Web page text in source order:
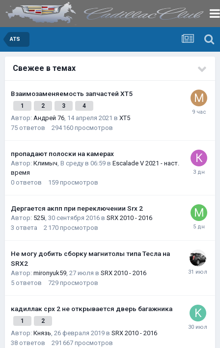
ATS
Свежее в темах
Взаимозаменяемость запчастей XT5
1 2 3 4
Автор: Андрей 76, 14 апреля 2021 в XT5
75 ответов 294 160 просмотров
пропадают полоски на камерах
Автор: Климыч, В среду в 06:59 в Escalade V 2021 - наст.
время
0 ответов 159 просмотров
Дергается акпп при переключении Srx 2
Автор: 525i, 30 сентября 2016 в SRX 2010 - 2016
3 ответа 2 170 просмотров
Не могу добить сборку магнитолы типа Тесла на
SRX2
Автор: mironyuk59, 27 июля в SRX 2010 - 2016
5 ответов 729 просмотров
кадиллак срх 2 не открывается дверь багажника
1 2
Автор: Князь, 26 февраля 2019 в SRX 2010 - 2016
38 ответов 291 667 просмотров